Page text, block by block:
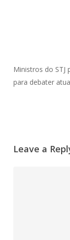
Ministros do STJ
para debater
Leave a